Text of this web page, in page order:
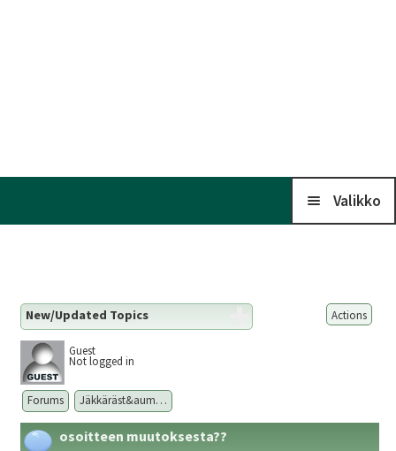
Valikko
Kalenteri
Liitto
Metsästys
Actions
New/Updated Topics
Guest
Not logged in
Forums Jäkkäräst&aum…
osoitteen muutoksesta??